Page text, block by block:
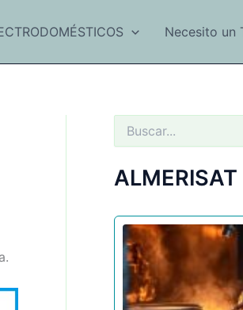
Necesito un
c
a
p